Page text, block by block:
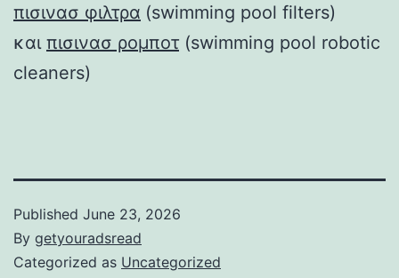
πισινασ φιλτρα (swimming pool filters)
και πισινασ ρομποτ (swimming pool robotic
cleaners)
Published June 23, 2026
By getyouradsread
Categorized as Uncategorized